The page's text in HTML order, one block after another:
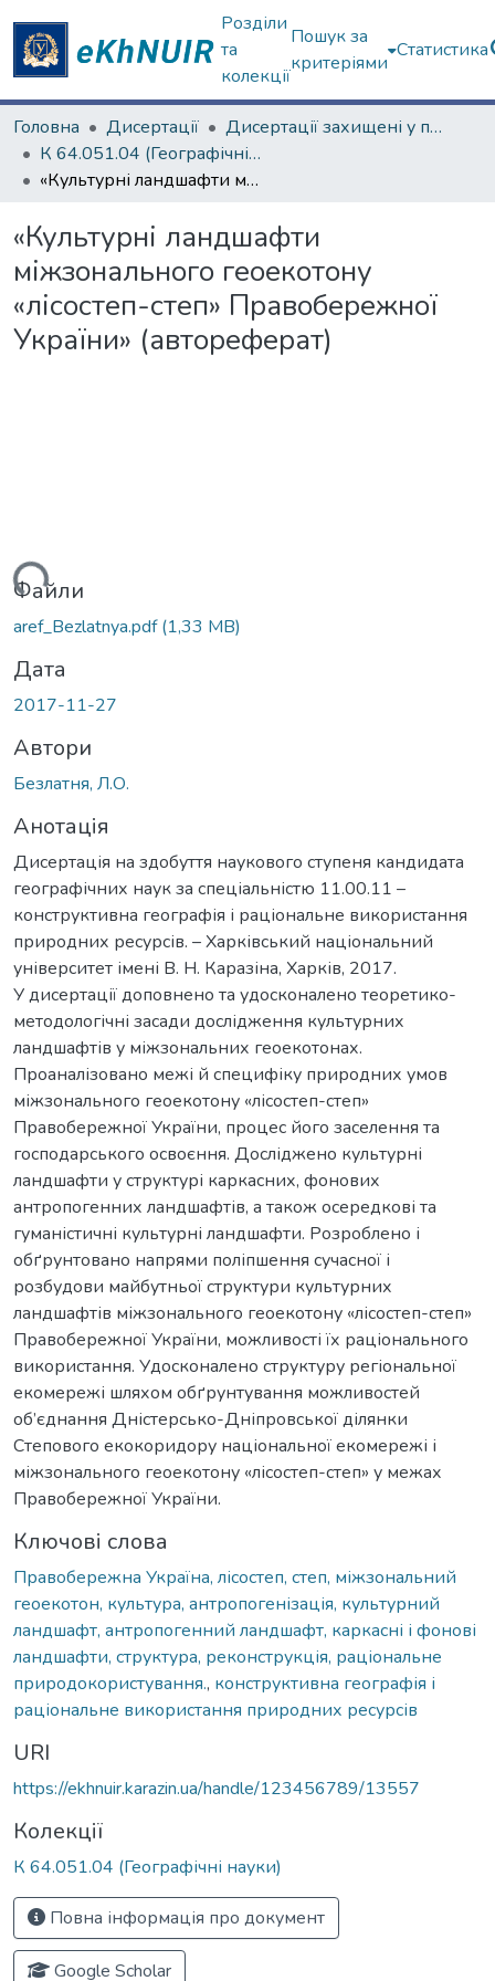
Розділи
та
колекції
Пошук за
критеріями
Статистика
Головна Дисертації
Дисертації захищені у постійних радах
К 64.051.04 (Географічні науки)
«Культурні ландшафти міжзонального геоекотону «лісостеп-степ» Правобережної України» (автореферат)
«Культурні ландшафти
міжзонального геоекотону
«лісостеп-степ» Правобережної
України» (автореферат)
Файли
aref_Bezlatnya.pdf(1,33 MB)
Дата
2017-11-27
Автори
Безлатня, Л.О.
Анотація
Дисертація на здобуття наукового ступеня кандидата
географічних наук за спеціальністю 11.00.11 –
конструктивна географія і раціональне використання
природних ресурсів. – Харківський національний
університет імені В. Н. Каразіна, Харків, 2017.
У дисертації доповнено та удосконалено теоретико-
методологічні засади дослідження культурних
ландшафтів у міжзональних геоекотонах.
Проаналізовано межі й специфіку природних умов
міжзонального геоекотону «лісостеп-степ»
Правобережної України, процес його заселення та
господарського освоєння. Досліджено культурні
ландшафти у структурі каркасних, фонових
антропогенних ландшафтів, а також осередкові та
гуманістичні культурні ландшафти. Розроблено і
обґрунтовано напрями поліпшення сучасної і
розбудови майбутньої структури культурних
ландшафтів міжзонального геоекотону «лісостеп-степ»
Правобережної України, можливості їх раціонального
використання. Удосконалено структуру регіональної
екомережі шляхом обґрунтування можливостей
об’єднання Дністерсько-Дніпровської ділянки
Степового екокоридору національної екомережі і
міжзонального геоекотону «лісостеп-степ» у межах
Правобережної України.
Ключові слова
Правобережна Україна, лісостеп, степ, міжзональний
геоекотон, культура, антропогенізація, культурний
ландшафт, антропогенний ландшафт, каркасні і фонові
ландшафти, структура, реконструкція, раціональне
природокористування., конструктивна географія і
раціональне використання природних ресурсів
URI
https://ekhnuir.karazin.ua/handle/123456789/13557
Колекції
К 64.051.04 (Географічні науки)
Повна інформація про документ
Google Scholar